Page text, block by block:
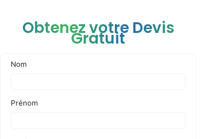
Obtenez votre Devis
Gratuit